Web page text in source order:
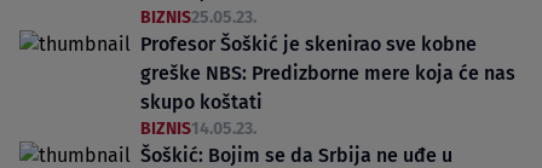
BIZNIS25.05.23.
Profesor Šoškić je skenirao sve kobne
greške NBS: Predizborne mere koja će nas
skupo koštati
BIZNIS14.05.23.
Šoškić: Bojim se da Srbija ne uđe u